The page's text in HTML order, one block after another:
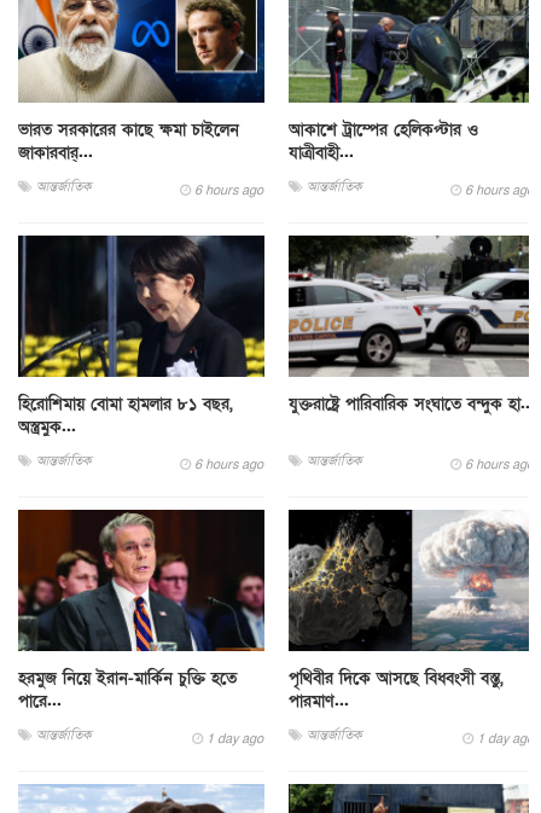
ভারত সরকারের কাছে ক্ষমা চাইলেন
জাকারবার্...
আন্তর্জাতিক 6 hours ago
আকাশে ট্রাম্পের হেলিকপ্টার ও
যাত্রীবাহী...
আন্তর্জাতিক 6 hours ago
হিরোশিমায় বোমা হামলার ৮১ বছর,
অস্ত্রমুক...
আন্তর্জাতিক 6 hours ago
যুক্তরাষ্ট্রে পারিবারিক সংঘাতে বন্দুক হা...
আন্তর্জাতিক 6 hours ago
হরমুজ নিয়ে ইরান-মার্কিন চুক্তি হতে
পারে...
আন্তর্জাতিক 1 day ago
পৃথিবীর দিকে আসছে বিধ্বংসী বস্তু,
পারমাণ...
আন্তর্জাতিক 1 day ago